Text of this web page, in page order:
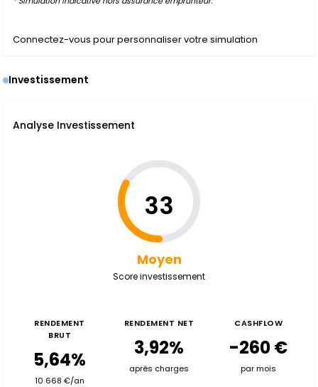
Connectez-vous pour personnaliser votre simulation
Investissement
Analyse Investissement
33
Moyen
Score investissement
RENDEMENT
BRUT
5,64%
10 668 €/an
RENDEMENT NET
3,92%
après charges
CASHFLOW
-260 €
par mois